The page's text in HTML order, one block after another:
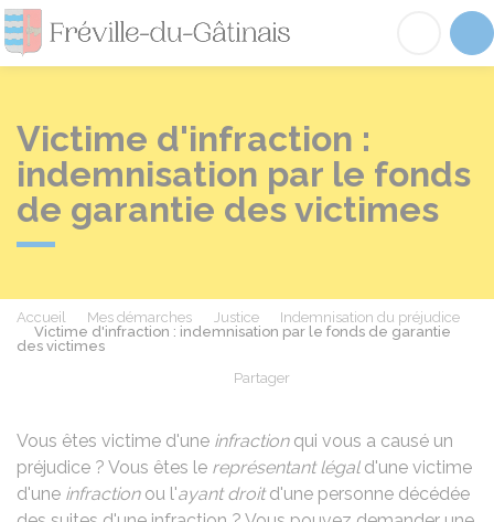
Fréville-du-
Victime d'infraction :
indemnisation par le fonds
de garantie des victimes
Accueil Mes démarches Justice
Indemnisation du préjudice
Victime d'infraction : indemnisation par le fonds de garantie
des victimes
Partager
Vous êtes victime d'une infractionqui vous a causé un
préjudice ? Vous êtes le représentant légald'une victime
d'une infractionou l'ayant droitd'une personne décédée